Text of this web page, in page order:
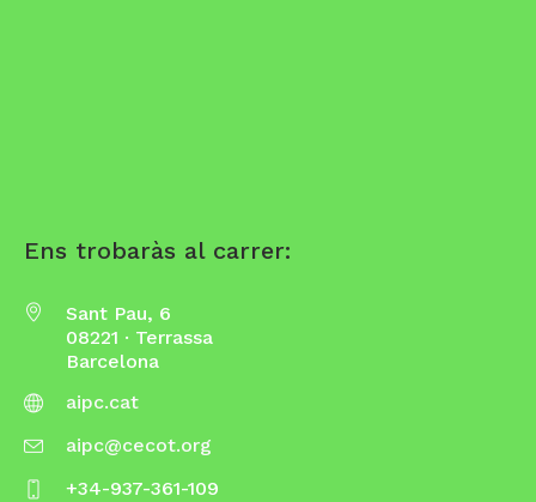
Ens trobaràs al carrer:
Sant Pau, 6
08221 · Terrassa
Barcelona
aipc.cat
aipc@cecot.org
+34-937-361-109